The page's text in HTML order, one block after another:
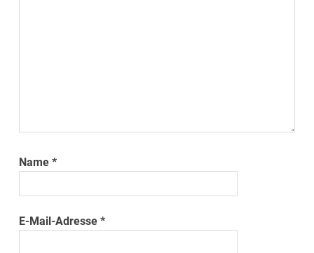
Name*
E-Mail-Adresse*